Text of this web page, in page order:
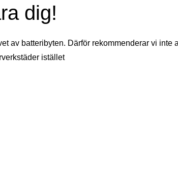
dig!
av batteribyten. Därför rekommenderar vi
istället